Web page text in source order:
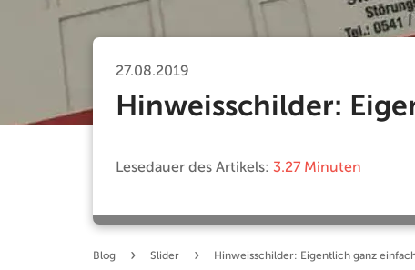
27.08.2019
Hinweisschilder:
Lesedauer des Artikels: 3.27 Minuten
Blog › Slider › Hinweisschilder: Eigentlich ganz